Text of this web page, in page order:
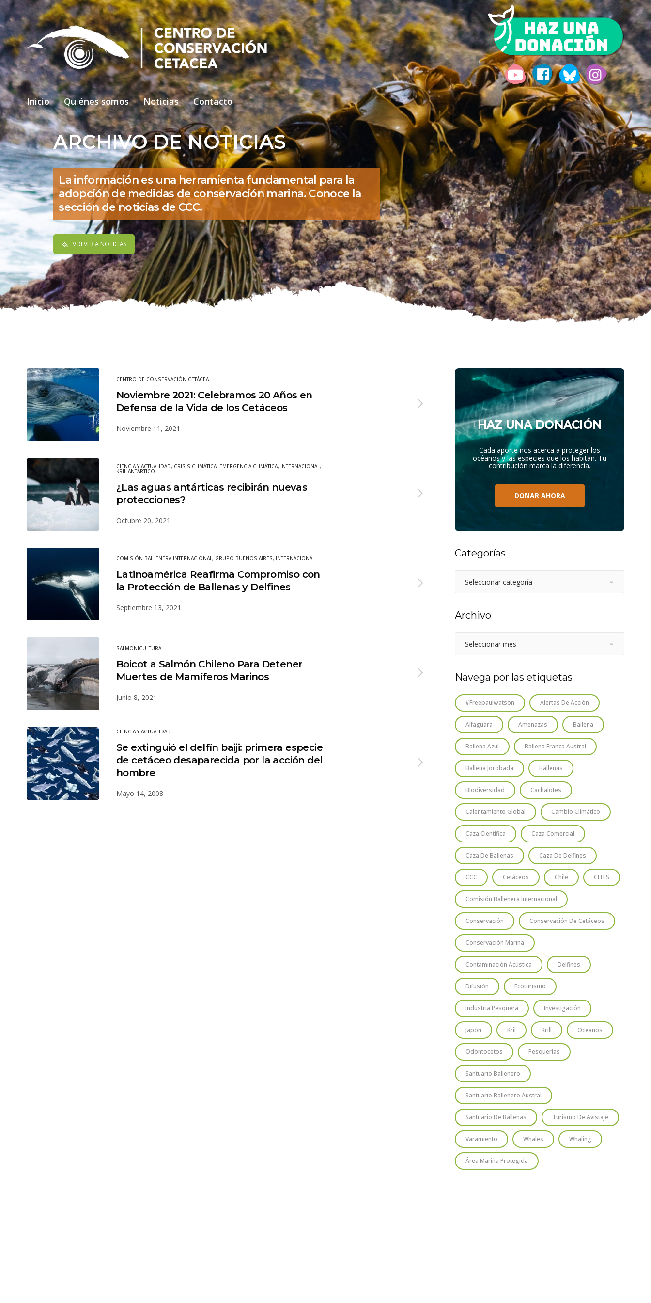
ARCHIVO DE NOTICIAS
La información es una herramienta fundamental para la
adopción de medidas de conservación marina. Conoce la
sección de noticias de CCC.
VOLVER A NOTICIAS
Inicio Quiénes somos Noticias Contacto
CENTRO DE CONSERVACIÓN CETÁCEA
Noviembre 2021: Celebramos 20 Años en
Defensa de la Vida de los Cetáceos
Noviembre 11, 2021
CIENCIA Y ACTUALIDAD, CRISIS CLIMÁTICA, EMERGENCIA CLIMÁTICA, INTERNACIONAL,
KRIL ANTÁRTICO
¿Las aguas antárticas recibirán nuevas
protecciones?
Octubre 20, 2021
COMISIÓN BALLENERA INTERNACIONAL, GRUPO BUENOS AIRES, INTERNACIONAL
Latinoamérica Reafirma Compromiso con
la Protección de Ballenas y Delfines
Septiembre 13, 2021
SALMONICULTURA
Boicot a Salmón Chileno Para Detener
Muertes de Mamíferos Marinos
Junio 8, 2021
CIENCIA Y ACTUALIDAD
Se extinguió el delfín baiji: primera especie
de cetáceo desaparecida por la acción del
hombre
Mayo 14, 2008
HAZ UNA DONACIÓN
Cada aporte nos acerca a proteger los
océanos y las especies que los habitan. Tu
contribución marca la diferencia.
DONAR AHORA
Categorías
Archivo
Navega por las etiquetas
#freepaulwatson Alertas De Acción
Alfaguara Amenazas Ballena
Ballena Azul Ballena Franca Austral
Ballena Jorobada Ballenas
Biodiversidad Cachalotes
Calentamiento Global Cambio Climático
Caza Científica Caza Comercial
Caza De Ballenas Caza De Delfines
CCC Cetáceos Chile CITES
Comisión Ballenera Internacional
Conservación Conservación De Cetáceos
Conservación Marina
Contaminación Acústica Delfines
Difusión Ecoturismo
Industria Pesquera Investigación
Japon Kril Krill Oceanos
Odontocetos Pesquerías
Santuario Ballenero
Santuario Ballenero Austral
Santuario De Ballenas Turismo De Avistaje
Varamiento Whales Whaling
Área Marina Protegida